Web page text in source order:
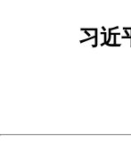
习近